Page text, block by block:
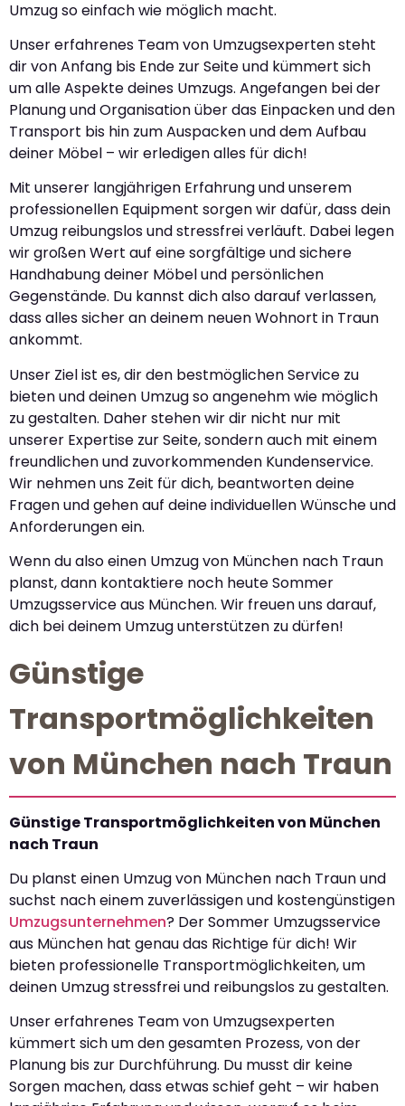
Umzug so einfach wie möglich macht.
Unser erfahrenes Team von Umzugsexperten steht
dir von Anfang bis Ende zur Seite und kümmert sich
um alle Aspekte deines Umzugs. Angefangen bei der
Planung und Organisation über das Einpacken und den
Transport bis hin zum Auspacken und dem Aufbau
deiner Möbel – wir erledigen alles für dich!
Mit unserer langjährigen Erfahrung und unserem
professionellen Equipment sorgen wir dafür, dass dein
Umzug reibungslos und stressfrei verläuft. Dabei legen
wir großen Wert auf eine sorgfältige und sichere
Handhabung deiner Möbel und persönlichen
Gegenstände. Du kannst dich also darauf verlassen,
dass alles sicher an deinem neuen Wohnort in Traun
ankommt.
Unser Ziel ist es, dir den bestmöglichen Service zu
bieten und deinen Umzug so angenehm wie möglich
zu gestalten. Daher stehen wir dir nicht nur mit
unserer Expertise zur Seite, sondern auch mit einem
freundlichen und zuvorkommenden Kundenservice.
Wir nehmen uns Zeit für dich, beantworten deine
Fragen und gehen auf deine individuellen Wünsche und
Anforderungen ein.
Wenn du also einen Umzug von München nach Traun
planst, dann kontaktiere noch heute Sommer
Umzugsservice aus München. Wir freuen uns darauf,
dich bei deinem Umzug unterstützen zu dürfen!
Günstige
Transportmöglichkeiten
von München nach Traun
Günstige Transportmöglichkeiten von München
nach Traun
Du planst einen Umzug von München nach Traun und
suchst nach einem zuverlässigen und kostengünstigen
Umzugsunternehmen? Der Sommer Umzugsservice
aus München hat genau das Richtige für dich! Wir
bieten professionelle Transportmöglichkeiten, um
deinen Umzug stressfrei und reibungslos zu gestalten.
Unser erfahrenes Team von Umzugsexperten
kümmert sich um den gesamten Prozess, von der
Planung bis zur Durchführung. Du musst dir keine
Sorgen machen, dass etwas schief geht – wir haben